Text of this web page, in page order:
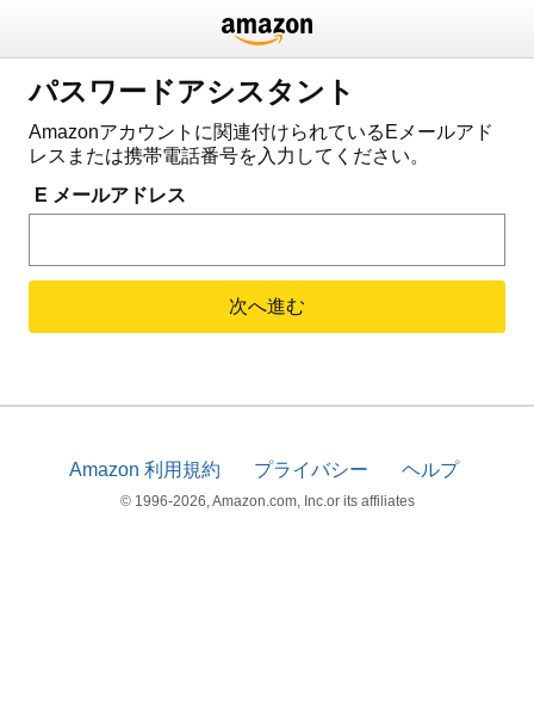
パスワードアシスタント
Amazonアカウントに関連付けられているEメールアド
レスまたは携帯電話番号を入力してください。
E メールアドレス
次へ進む
Amazon 利用規約 プライバシー ヘルプ
© 1996-2026, Amazon.com, Inc.or its affiliates